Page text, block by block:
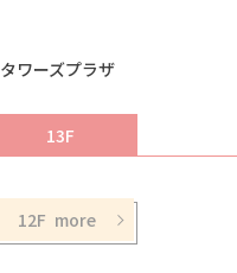
タワーズプラザ
13F
12F